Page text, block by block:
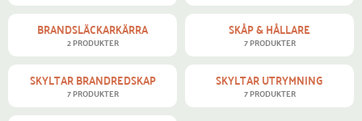
BRANDSLÄCKARKÄRRA
2 PRODUKTER
SKÅP & HÅLLARE
7 PRODUKTER
SKYLTAR BRANDREDSKAP
7 PRODUKTER
SKYLTAR UTRYMNING
7 PRODUKTER